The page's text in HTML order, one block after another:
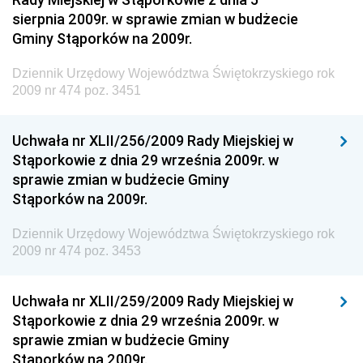
Dziennik Urzędowy Ministerstwa Administracji i
Gospodarki Przestrzennej
Dziennik Urzędowy Unii Europejskiej, L
Dziennik Urzędowy Ministerstwa Komunikacji
Chemicznego i Lekkiego
Dziennik Urzędowy Ministerstwa Rolnictwa i
Gospodarki Żywnościowej
Społecznej
Dziennik Urzędowy Ministra Cyfryzacji
Dziennik Urzędowy Ministra Infrastruktury i
Budownictwa
sierpnia 2009r. w sprawie zmian w budżecie
Gminy Stąporków na 2009r.
Dziennik Urzędowy Województwa Świętokrzyskiego rok
2009 nr 474 poz. 3451
Uchwała nr XLII/256/2009 Rady Miejskiej w
Stąporkowie z dnia 29 września 2009r. w
sprawie zmian w budżecie Gminy
Stąporków na 2009r.
Dziennik Urzędowy Województwa Świętokrzyskiego rok
2009 nr 474 poz. 3453
Uchwała nr XLII/259/2009 Rady Miejskiej w
Stąporkowie z dnia 29 września 2009r. w
sprawie zmian w budżecie Gminy